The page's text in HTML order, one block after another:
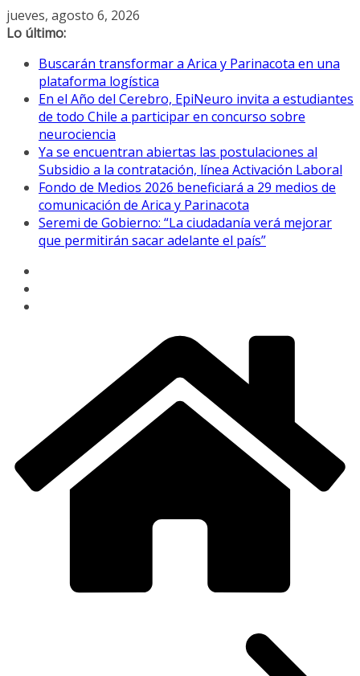
Saltar
al
jueves, agosto 6, 2026
Lo último:
Buscarán transformar a Arica y Parinacota en una
plataforma logística
En el Año del Cerebro, EpiNeuro invita a estudiantes
de todo Chile a participar en concurso sobre
neurociencia
Ya se encuentran abiertas las postulaciones al
Subsidio a la contratación, línea Activación Laboral
Fondo de Medios 2026 beneficiará a 29 medios de
comunicación de Arica y Parinacota
Seremi de Gobierno: “La ciudadanía verá mejorar
que permitirán sacar adelante el país”